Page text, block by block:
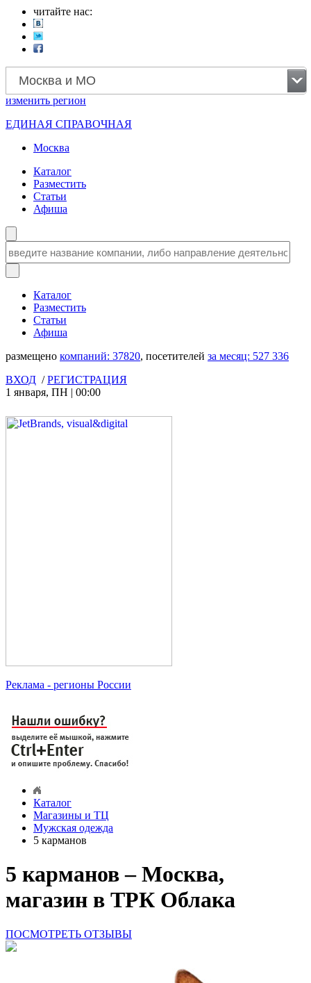
читайте нас:
Москва и МО
изменить регион
ЕДИНАЯ СПРАВОЧНАЯ
Москва
Каталог
Разместить
Статьи
Афиша
Каталог
Разместить
Статьи
Афиша
размещено компаний: 37820, посетителей за месяц: 527 336
ВХОД /РЕГИСТРАЦИЯ
1 января, ПН | 00:00
Реклама - регионы России
Каталог
Магазины и ТЦ
Мужская одежда
5 карманов
5 карманов – Москва,
магазин в ТРК Облака
ПОСМОТРЕТЬ ОТЗЫВЫ